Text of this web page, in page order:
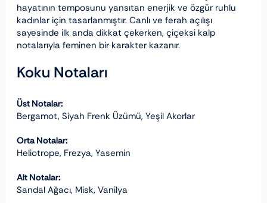
hayatının temposunu yansıtan enerjik ve özgür ruhlu
kadınlar için tasarlanmıştır. Canlı ve ferah açılışı
sayesinde ilk anda dikkat çekerken, çiçeksi kalp
notalarıyla feminen bir karakter kazanır.
Koku Notaları
Üst Notalar:
Bergamot, Siyah Frenk Üzümü, Yeşil Akorlar
Orta Notalar:
Heliotrope, Frezya, Yasemin
Alt Notalar:
Sandal Ağacı, Misk, Vanilya